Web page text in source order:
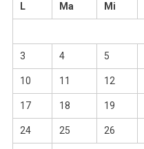
L
Ma Mi
3 4 5
10 11 12
17 18 19
24 25 26